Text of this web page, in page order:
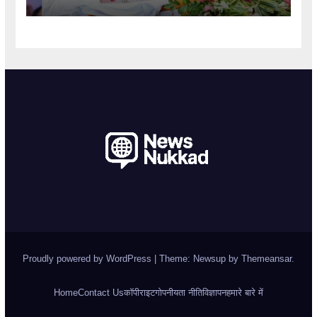
Proudly powered by WordPress Theme: Newsup by Themeansar.
HomeContact Usकॉपीराइटगोपनीयता नीतिविज्ञापनहमारे बारे में